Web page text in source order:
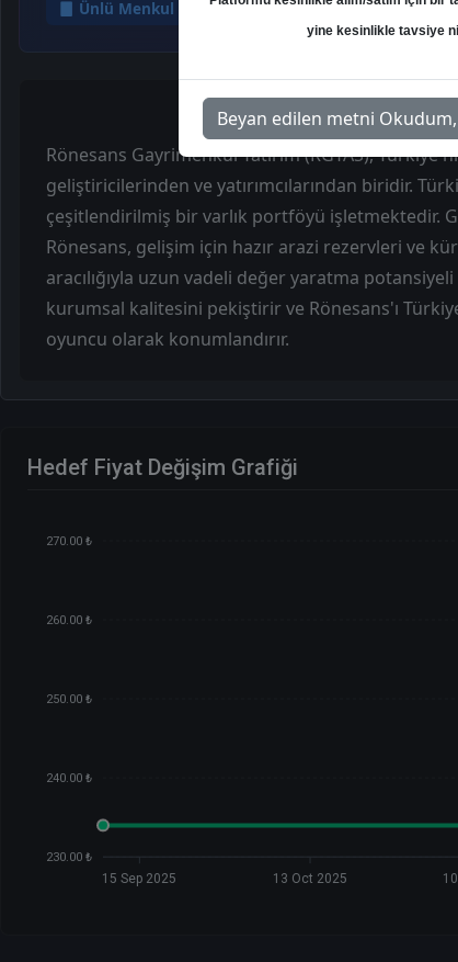
Ünlü Menkul Hedef: 234.00 ₺
Rönesans Gayrimenkul Yatırım (RGYAS),
geliştiricilerinden ve yatırımcılarından biridir.
çeşitlendirilmiş bir varlık portföyü işletmektedir.
Rönesans, gelişim için hazır arazi rezervleri ve
aracılığıyla uzun vadeli değer yaratma
kurumsal kalitesini pekiştirir ve Rönesans'ı
oyuncu olarak konumlandırır.
Hedef Fiyat Değişim Grafiği
270.00 ₺
260.00 ₺
250.00 ₺
240.00 ₺
230.00 ₺
15 Sep 2025 13 Oct 2025
yine kesinlikle tavsiye